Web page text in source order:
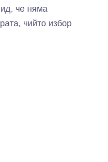
че няма
чийто избор